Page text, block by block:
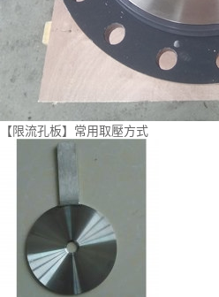
【限流孔板】常用取壓方式